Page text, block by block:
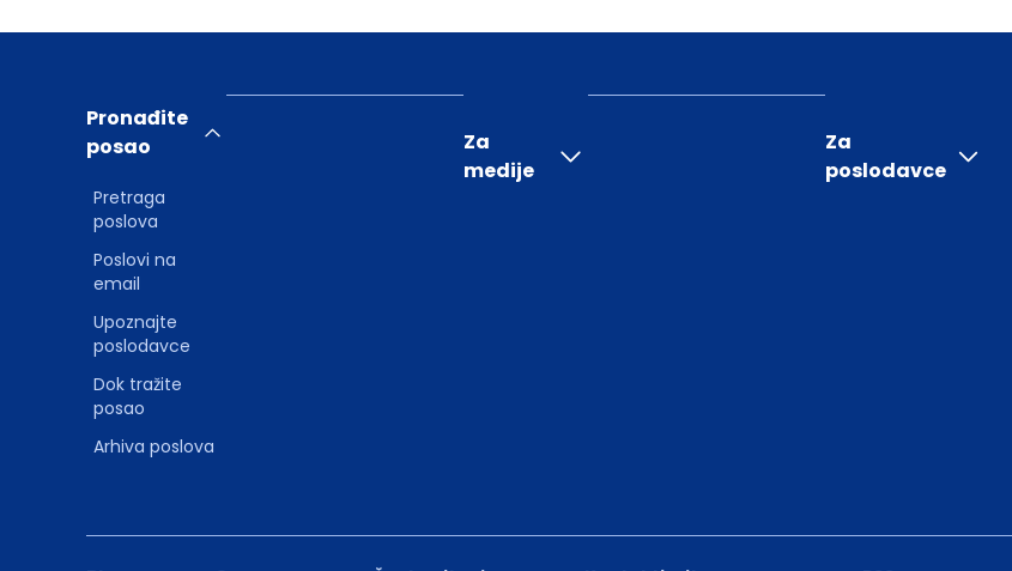
Pronađite
posao
Pretraga
poslova
Poslovi na
email
Upoznajte
poslodavce
Dok tražite
posao
Arhiva poslova
Za
medije
Za
poslodavce